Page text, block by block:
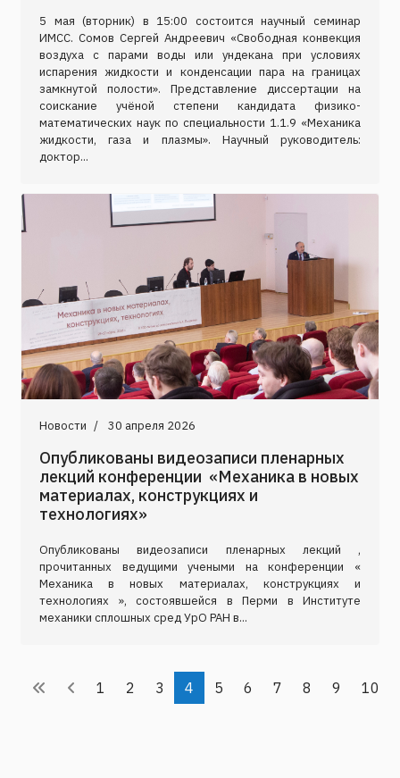
5 мая (вторник) в 15:00 состоится научный семинар
ИМСС. Сомов Сергей Андреевич «Свободная конвекция
воздуха с парами воды или ундекана при условиях
испарения жидкости и конденсации пара на границах
замкнутой полости». Представление диссертации на
соискание учёной степени кандидата физико-
математических наук по специальности 1.1.9 «Механика
жидкости, газа и плазмы». Научный руководитель:
доктор...
Новости 30 апреля 2026
Опубликованы видеозаписи пленарных
лекций конференции «Механика в новых
материалах, конструкциях и
технологиях»
Опубликованы видеозаписи пленарных лекций ,
прочитанных ведущими учеными на конференции «
Механика в новых материалах, конструкциях и
технологиях », состоявшейся в Перми в Институте
механики сплошных сред УрО РАН в...
1 2 3 4 5 6 7 8 9 10